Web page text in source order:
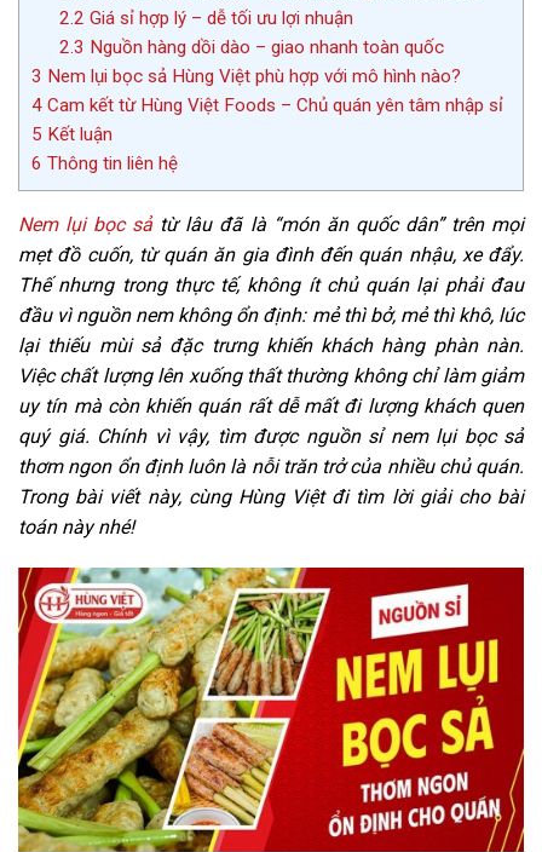
2.2 Giá sỉ hợp lý – dễ tối ưu lợi nhuận
2.3 Nguồn hàng dồi dào – giao nhanh toàn quốc
3 Nem lụi bọc sả Hùng Việt phù hợp với mô hình nào?
4 Cam kết từ Hùng Việt Foods – Chủ quán yên tâm nhập sỉ
5 Kết luận
6 Thông tin liên hệ
Nem lụi bọc sảtừ lâu đã là “món ăn quốc dân” trên mọi
mẹt đồ cuốn, từ quán ăn gia đình đến quán nhậu, xe đẩy.
Thế nhưng trong thực tế, không ít chủ quán lại phải đau
đầu vì nguồn nem không ổn định: mẻ thì bở, mẻ thì khô, lúc
lại thiếu mùi sả đặc trưng khiến khách hàng phàn nàn.
Việc chất lượng lên xuống thất thường không chỉ làm giảm
uy tín mà còn khiến quán rất dễ mất đi lượng khách quen
quý giá. Chính vì vậy, tìm được nguồn sỉ nem lụi bọc sả
thơm ngon ổn định luôn là nỗi trăn trở của nhiều chủ quán.
Trong bài viết này, cùng Hùng Việt đi tìm lời giải cho bài
toán này nhé!